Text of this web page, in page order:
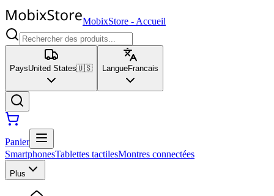
MobixStore - Accueil
PaysUnited States🇺🇸 LangueFrancais
Panier
SmartphonesTablettes tactilesMontres connectées
Plus